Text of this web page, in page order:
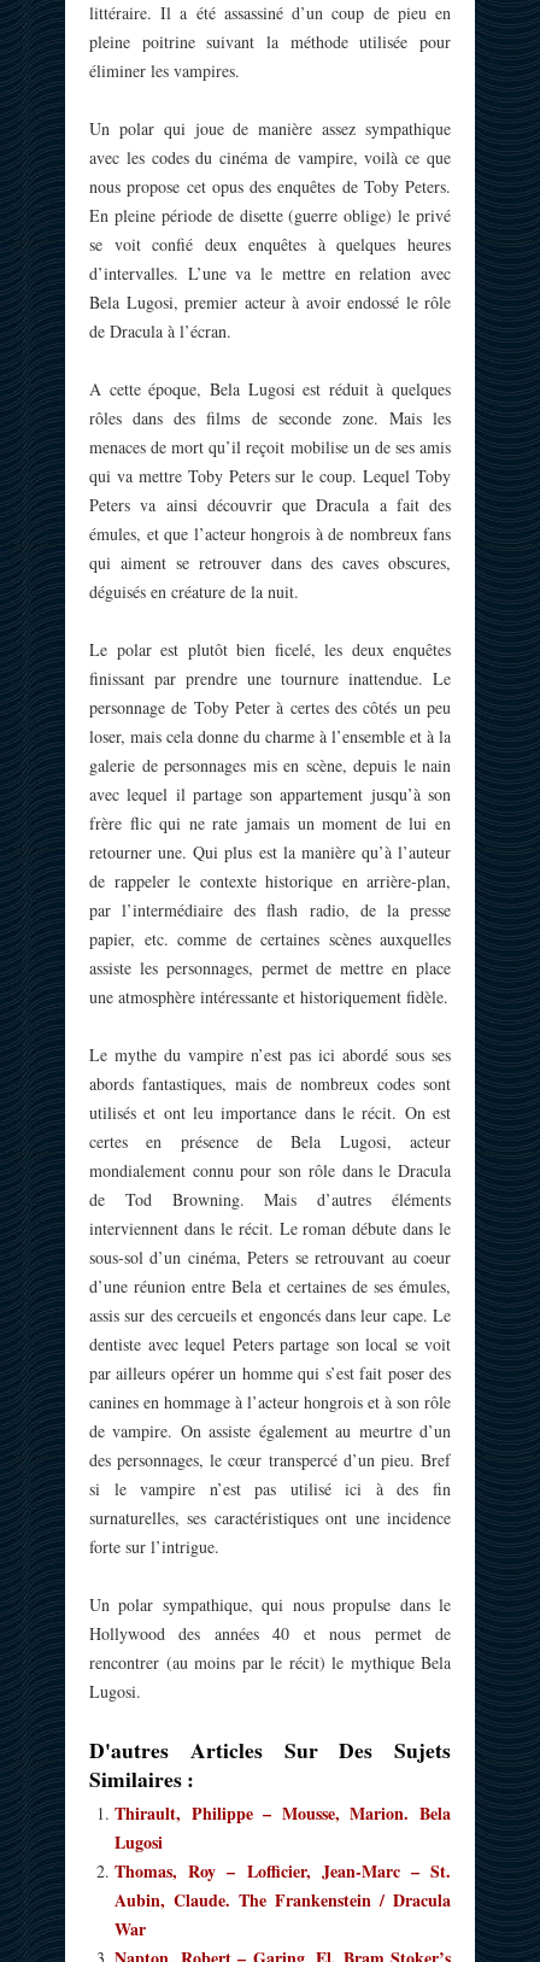
littéraire. Il a été assassiné d’un coup de pieu en
pleine poitrine suivant la méthode utilisée pour
éliminer les vampires.
Un polar qui joue de manière assez sympathique
avec les codes du cinéma de vampire, voilà ce que
nous propose cet opus des enquêtes de Toby Peters.
En pleine période de disette (guerre oblige) le privé
se voit confié deux enquêtes à quelques heures
d’intervalles. L’une va le mettre en relation avec
Bela Lugosi, premier acteur à avoir endossé le rôle
de Dracula à l’écran.
A cette époque, Bela Lugosi est réduit à quelques
rôles dans des films de seconde zone. Mais les
menaces de mort qu’il reçoit mobilise un de ses amis
qui va mettre Toby Peters sur le coup. Lequel Toby
Peters va ainsi découvrir que Dracula a fait des
émules, et que l’acteur hongrois à de nombreux fans
qui aiment se retrouver dans des caves obscures,
déguisés en créature de la nuit.
Le polar est plutôt bien ficelé, les deux enquêtes
finissant par prendre une tournure inattendue. Le
personnage de Toby Peter à certes des côtés un peu
loser, mais cela donne du charme à l’ensemble et à la
galerie de personnages mis en scène, depuis le nain
avec lequel il partage son appartement jusqu’à son
frère flic qui ne rate jamais un moment de lui en
retourner une. Qui plus est la manière qu’à l’auteur
de rappeler le contexte historique en arrière-plan,
par l’intermédiaire des flash radio, de la presse
papier, etc. comme de certaines scènes auxquelles
assiste les personnages, permet de mettre en place
une atmosphère intéressante et historiquement fidèle.
Le mythe du vampire n’est pas ici abordé sous ses
abords fantastiques, mais de nombreux codes sont
utilisés et ont leu importance dans le récit. On est
certes en présence de Bela Lugosi, acteur
mondialement connu pour son rôle dans le Dracula
de Tod Browning. Mais d’autres éléments
interviennent dans le récit. Le roman débute dans le
sous-sol d’un cinéma, Peters se retrouvant au coeur
d’une réunion entre Bela et certaines de ses émules,
assis sur des cercueils et engoncés dans leur cape. Le
dentiste avec lequel Peters partage son local se voit
par ailleurs opérer un homme qui s’est fait poser des
canines en hommage à l’acteur hongrois et à son rôle
de vampire. On assiste également au meurtre d’un
des personnages, le cœur transpercé d’un pieu. Bref
si le vampire n’est pas utilisé ici à des fin
surnaturelles, ses caractéristiques ont une incidence
forte sur l’intrigue.
Un polar sympathique, qui nous propulse dans le
Hollywood des années 40 et nous permet de
rencontrer (au moins par le récit) le mythique Bela
Lugosi.
D'autres Articles Sur Des Sujets
Similaires :
Thirault, Philippe – Mousse, Marion. Bela
Lugosi
Thomas, Roy – Lofficier, Jean-Marc – St.
Aubin, Claude. The Frankenstein / Dracula
War